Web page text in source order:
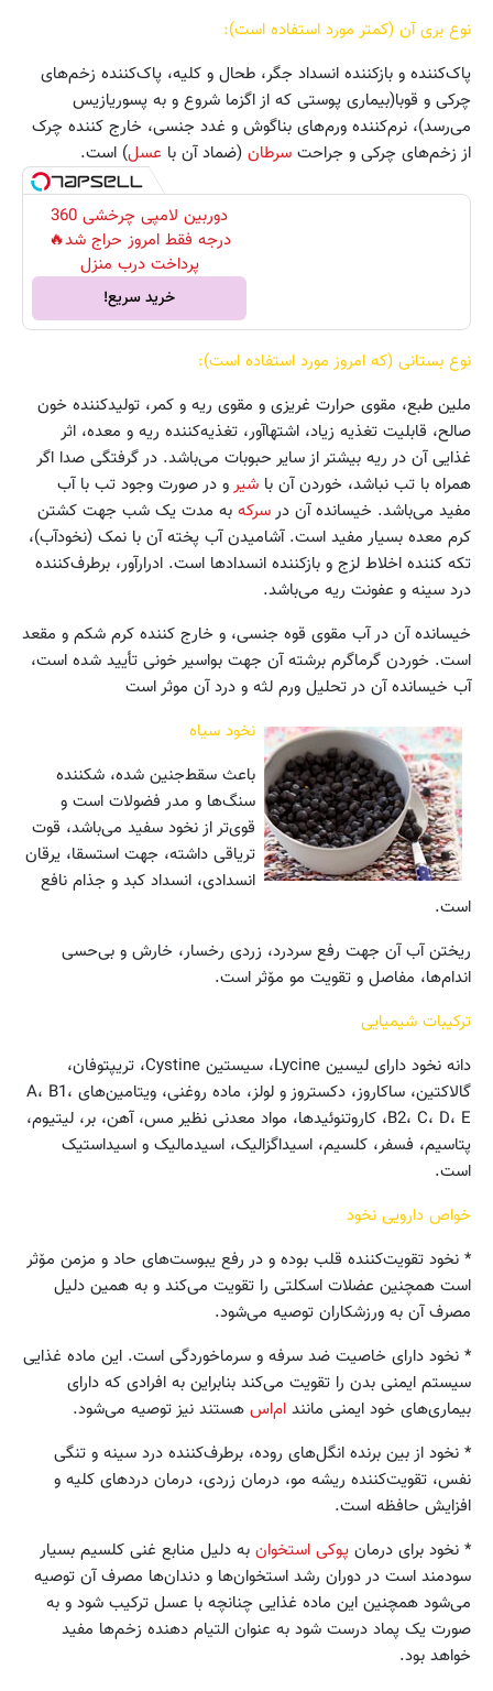
نوع بری آن (کمتر مورد استفاده است):
پاک‌کننده و بازکننده انسداد جگر، طحال و کلیه، پاک‌کننده زخم‌های
چرکی و قوبا(بیماری پوستی که از اگزما شروع و به پسوریازیس
می‌رسد)، نرم‌کننده ورم‌های بناگوش و غدد جنسی، خارج کننده چرک
از زخم‌های چرکی و جراحت سرطان (ضماد آن با عسل) است.
دوربین لامپی چرخشی 360
درجه فقط امروز حراج شد🔥
پرداخت درب منزل
خرید سریع!
نوع بستانی (که امروز مورد استفاده است):
ملین طبع، مقوی حرارت غریزی و مقوی ریه و کمر، تولیدکننده خون
صالح، قابلیت تغذیه زیاد، اشتهاآور، تغذیه‌کننده ریه و معده، اثر
غذایی آن در ریه بیشتر از سایر حبوبات می‌باشد. در گرفتگی صدا اگر
همراه با تب نباشد، خوردن آن با شیرو در صورت وجود تب با آب
مفید می‌باشد. خیسانده آن درسرکه به مدت یک شب جهت کشتن
کرم معده بسیار مفید است. آشامیدن آب پخته آن با نمک (نخودآب)،
تکه کننده اخلاط لزج و بازکننده انسدادها است. ادرارآور، برطرف‌کننده
درد سینه و عفونت ریه می‌باشد.
خیسانده آن در آب مقوی قوه جنسی، و خارج کننده کرم شکم و مقعد
است. خوردن گرماگرم برشته آن جهت بواسیر خونی تأیید شده است،
آب خیسانده آن در تحلیل ورم لثه و درد آن موثر است
نخود سیاه
باعث سقط‌جنین شده، شکننده
سنگ‌ها و مدر فضولات است و
قوی‌تر از نخود سفید می‌باشد، قوت
تریاقی داشته، جهت استسقا، یرقان
انسدادی، انسداد کبد و جذام نافع
است.
ریختن آب آن جهت رفع سردرد، زردی رخسار، خارش و بی‌حسی
اندام‌ها، مفاصل و تقویت مو مۆثر است.
ترکیبات شیمیایی
دانه نخود دارای لیسین Lycine، سیستین Cystine، تریپتوفان،
گالاکتین، ساکاروز، دکستروز و لولز، ماده روغنی، ویتامین‌های A، B1،
B2، C، D، E، کاروتنوئیدها، مواد معدنی نظیر مس، آهن، بر، لیتیوم،
پتاسیم، فسفر، کلسیم، اسیداگزالیک، اسیدمالیک و اسیداستیک
است.
خواص دارویی نخود
* نخود تقویت‌کننده قلب بوده و در رفع یبوست‌های حاد و مزمن مۆثر
است همچنین عضلات اسکلتی را تقویت می‌کند و به همین دلیل
مصرف آن به ورزشکاران توصیه می‌شود.
* نخود دارای خاصیت ضد سرفه و سرماخوردگی است. این ماده غذایی
سیستم ایمنی بدن را تقویت می‌کند بنابراین به افرادی که دارای
بیماری‌های خود ایمنی مانند ام‌اس هستند نیز توصیه می‌شود.
* نخود از بین برنده انگل‌های روده، برطرف‌کننده درد سینه و تنگی
نفس، تقویت‌کننده ریشه مو، درمان زردی، درمان دردهای کلیه و
افزایش حافظه است.
* نخود برای درمان پوکی استخوان به دلیل منابع غنی کلسیم بسیار
سودمند است در دوران رشد استخوان‌ها و دندان‌ها مصرف آن توصیه
می‌شود همچنین این ماده غذایی چنانچه با عسل ترکیب شود و به
صورت یک پماد درست شود به عنوان التیام دهنده زخم‌ها مفید
خواهد بود.